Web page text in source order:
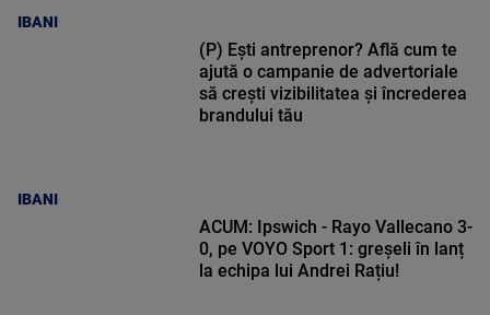
IBANI
IBANI
(P) Ești antreprenor? Află cum te
ajută o campanie de advertoriale
să crești vizibilitatea și încrederea
brandului tău
ACUM: Ipswich - Rayo Vallecano 3-
0, pe VOYO Sport 1: greșeli în lanț
la echipa lui Andrei Rațiu!